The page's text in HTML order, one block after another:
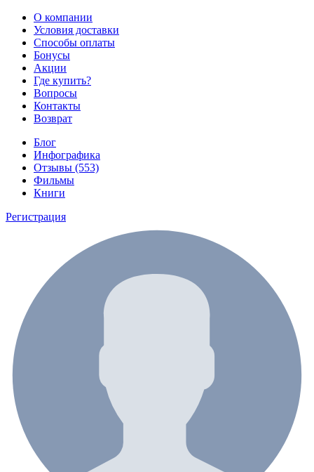
О компании
Условия доставки
Способы оплаты
Бонусы
Акции
Где купить?
Вопросы
Контакты
Возврат
Блог
Инфографика
Отзывы (553)
Фильмы
Книги
Регистрация